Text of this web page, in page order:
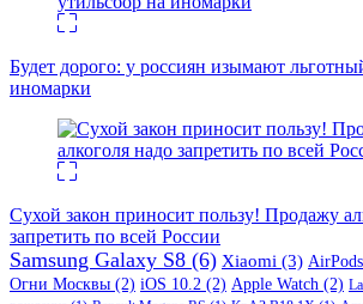
Будет дорого: у россиян изымают
иномарки
Сухой закон приносит пользу! Продажу
запретить по всей России
Samsung Galaxy S8 (6) Xiaomi (3) AirPods
Огни Москвы (2) iOS 10.2 (2) Apple Watch (2)